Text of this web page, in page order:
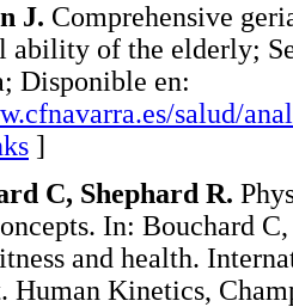
J. Comprehensive
ability of the elderly;
Disponible en:
salud/
]
C, Shephard R.
In: Bouchard
and health.
Human Kinetics,